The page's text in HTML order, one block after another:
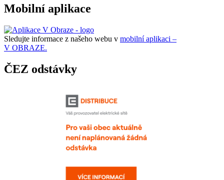
Mobilní aplikace
Sledujte informace z našeho webu v mobilní aplikaci –
V OBRAZE.
ČEZ odstávky